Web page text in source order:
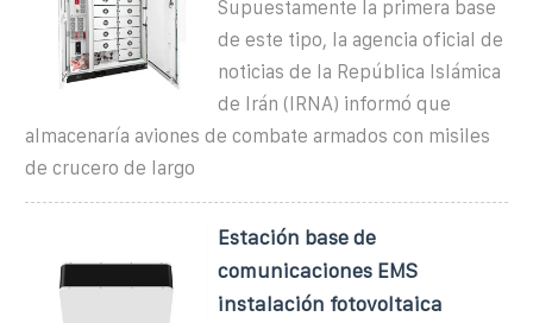
Supuestamente la primera base
de este tipo, la agencia oficial de
noticias de la República Islámica
de Irán (IRNA) informó que
almacenaría aviones de combate armados con misiles
de crucero de largo
Estación base de
comunicaciones EMS
instalación fotovoltaica